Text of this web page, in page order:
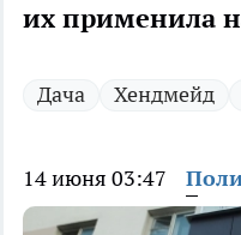
их применила
Дача Хендмейд
14 июня 03:47